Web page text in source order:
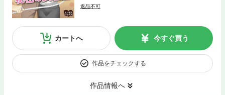
返品不可
カートへ 今すぐ買う
作品をチェックする
作品情報へ